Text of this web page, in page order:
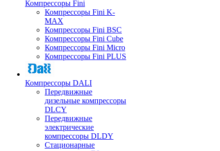
Компрессоры Fini
Компрессоры Fini K-
MAX
Компрессоры Fini BSC
Компрессоры Fini Cube
Компрессоры Fini Micro
Компрессоры Fini PLUS
Компрессоры DALI
Передвижные
дизельные компрессоры
DLCY
Передвижные
электрические
компрессоры DLDY
Стационарные